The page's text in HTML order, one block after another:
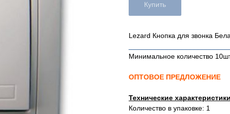
Купить
Lezard Кнопка для звонка
Минимальное количество
ОПТОВОЕ ПРЕДЛОЖЕНИЕ
Технические
Количество в упаковке: 1